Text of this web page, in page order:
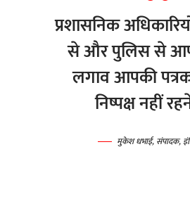
प्रशासनिक
से और पुलिस से
लगाव आपकी
निष्पक्ष नहीं
मुकेश धभाई, संपादक,